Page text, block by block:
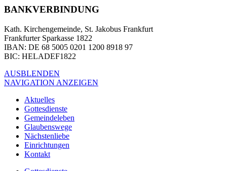
BANKVERBINDUNG
Kath. Kirchengemeinde, St. Jakobus Frankfurt
Frankfurter Sparkasse 1822
IBAN: DE 68 5005 0201 1200 8918 97
BIC: HELADEF1822
AUSBLENDEN
NAVIGATION ANZEIGEN
Aktuelles
Gottesdienste
Gemeindeleben
Glaubenswege
Nächstenliebe
Einrichtungen
Kontakt